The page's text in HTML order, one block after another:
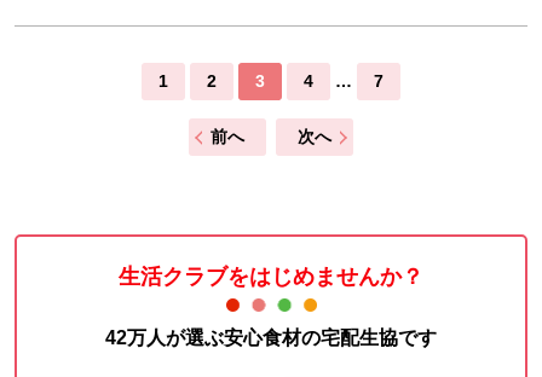
1 2 3 4 … 7
前へ 次へ
生活クラブをはじめませんか？
42万人が選ぶ安心食材の宅配生協です